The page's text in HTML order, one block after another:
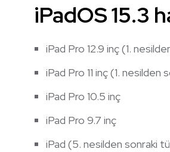
iPadOS 15.3
iPad Pro 12.9 inç (1.
iPad Pro 11 inç (1. nesilden
iPad Pro 10.5 inç
iPad Pro 9.7 inç
iPad (5. nesilden sonraki